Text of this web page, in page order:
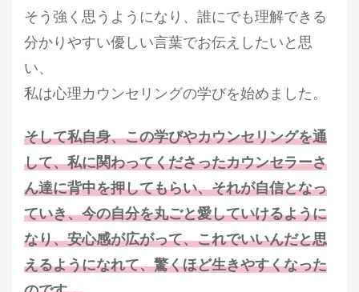
そう強く思うようになり、誰にでも理解できる
分かりやすい優しい言葉でお伝えしたいと思
い、
私は心理カウンセリングの学びを始めました。
そして私自身、この学びやカウンセリングを通
して、私に関わってくださったカウンセラーさ
ん達に背中を押してもらい、それが自信となっ
ていき、今の自分を丸ごと愛していけるように
なり、安心感が広がって、これでいいんだと思
えるようになれて、驚くほど生きやすくなった